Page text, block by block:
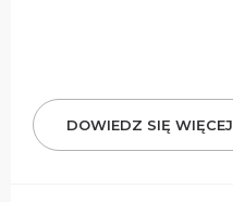
DOWIEDZ SIĘ WIĘCEJ